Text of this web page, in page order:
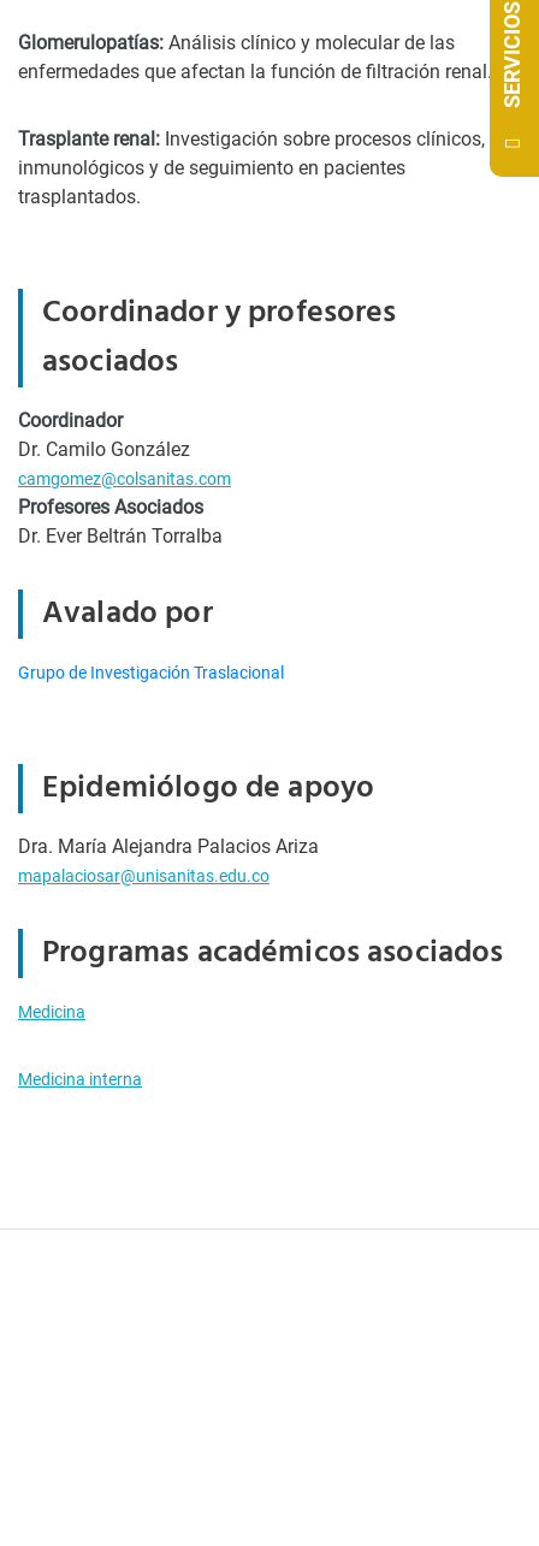
Glomerulopatías: Análisis clínico y molecular de las
enfermedades que afectan la función de filtración renal.
Trasplante renal: Investigación sobre procesos clínicos,
inmunológicos y de seguimiento en pacientes
trasplantados.
Coordinador y profesores
asociados
Coordinador
Dr. Camilo González
camgomez@colsanitas.com
Profesores Asociados
Dr. Ever Beltrán Torralba
Avalado por
Grupo de Investigación Traslacional
Epidemiólogo de apoyo
Dra. María Alejandra Palacios Ariza
mapalaciosar@unisanitas.edu.co
Programas académicos asociados
Medicina
Medicina interna
SERVICIOS